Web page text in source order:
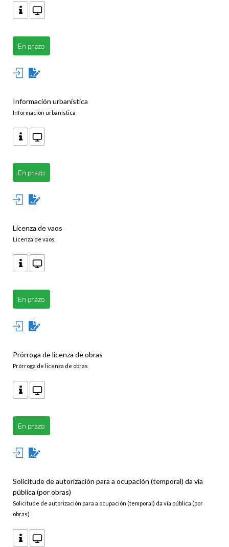
En prazo
Información urbanística
Información urbanística
En prazo
Licenza de vaos
Licenza de vaos
En prazo
Prórroga de licenza de obras
Prórroga de licenza de obras
En prazo
Solicitude de autorización para a ocupación (temporal) da vía
pública (por obras)
Solicitude de autorización para a ocupación (temporal) da vía pública (por
obras)